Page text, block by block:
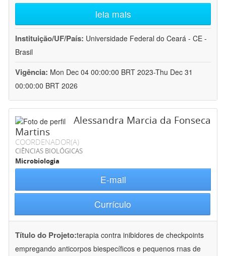
leia mais
Instituição/UF/País: Universidade Federal do Ceará - CE -
Brasil
Vigência: Mon Dec 04 00:00:00 BRT 2023-Thu Dec 31
00:00:00 BRT 2026
Alessandra Marcia da Fonseca
Martins
COORDENADOR(A)
CIÊNCIAS BIOLÓGICAS
Microbiologia
E-mail
Currículo
Título do Projeto:terapia contra inibidores de checkpoints
empregando anticorpos biespecíficos e pequenos rnas de